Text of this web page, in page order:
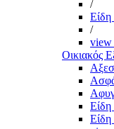
/
/
view
Οικιακός